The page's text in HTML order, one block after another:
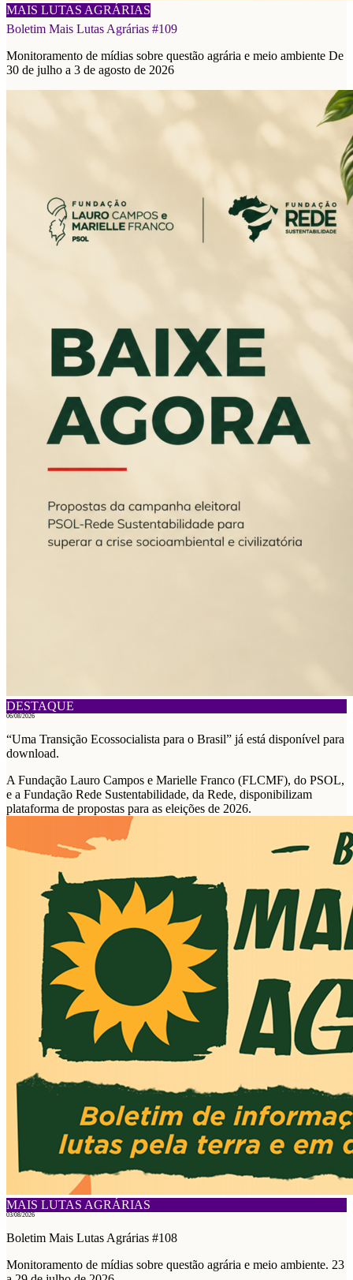
MAIS LUTAS AGRÁRIAS
08/08/2026
Boletim Mais Lutas Agrárias #109
Monitoramento de mídias sobre questão agrária e meio ambiente De
30 de julho a 3 de agosto de 2026
DESTAQUE
06/08/2026
“Uma Transição Ecossocialista para o Brasil” já está disponível para
download.
A Fundação Lauro Campos e Marielle Franco (FLCMF), do PSOL,
e a Fundação Rede Sustentabilidade, da Rede, disponibilizam
plataforma de propostas para as eleições de 2026.
MAIS LUTAS AGRÁRIAS
03/08/2026
Boletim Mais Lutas Agrárias #108
Monitoramento de mídias sobre questão agrária e meio ambiente. 23